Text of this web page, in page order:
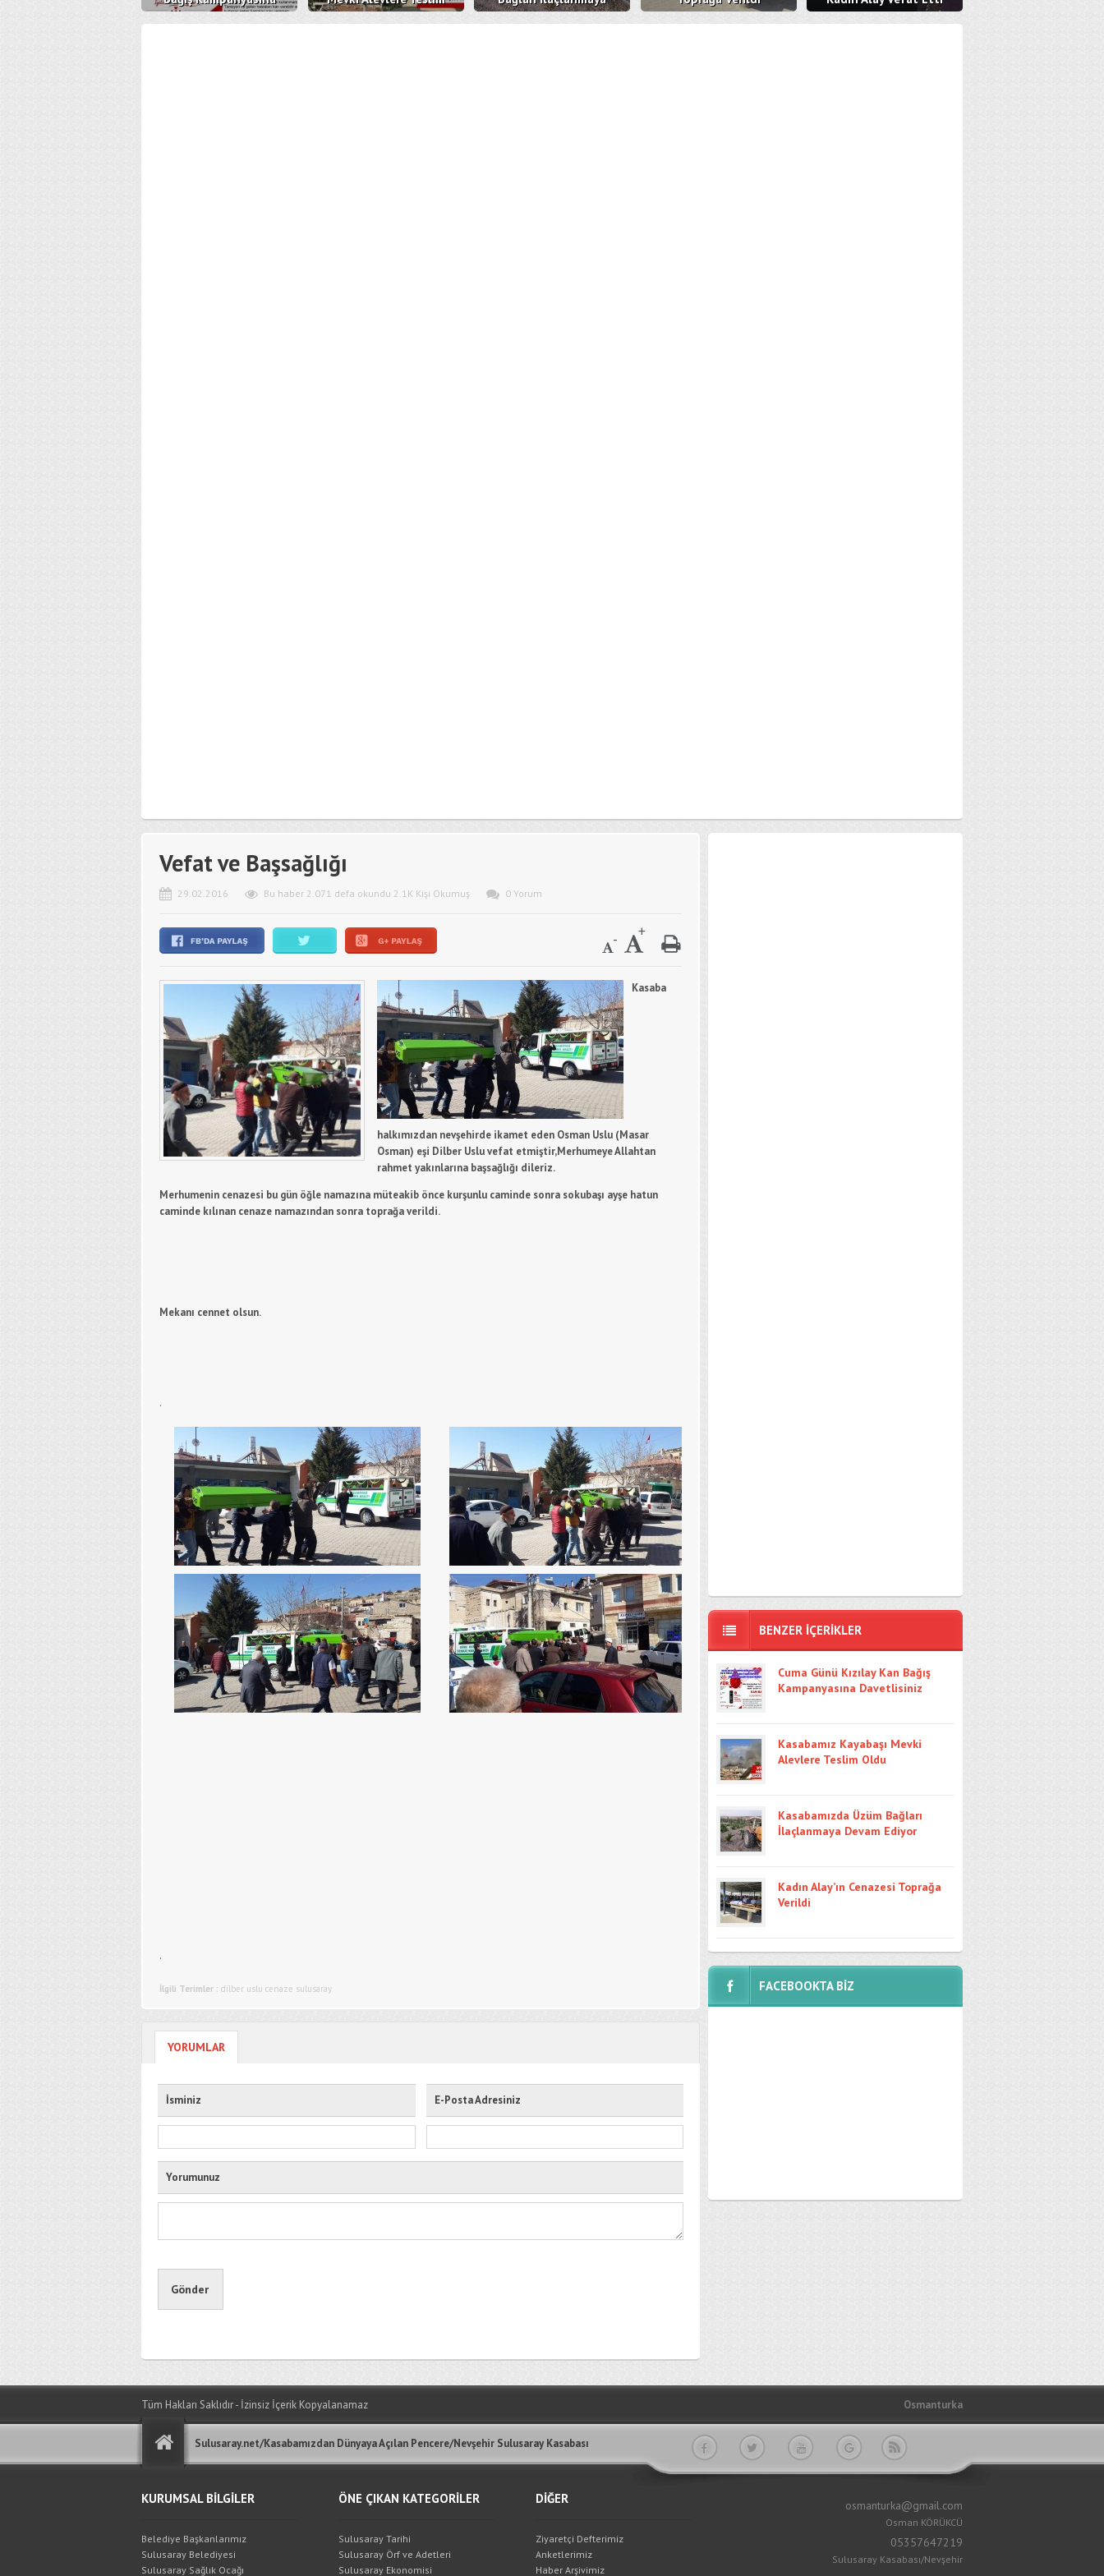
Davetlisiniz
Oldu
Devam Ediyor
Vefat ve Başsağlığı
29.02.2016 Bu haber 2.071 defa okundu 2.1K Kişi Okumuş 0 Yorum
Kasaba
halkımızdan nevşehirde ikamet eden Osman Uslu (Masar
Osman) eşi Dilber Uslu vefat etmiştir,Merhumeye Allahtan
rahmet yakınlarına başsağlığı dileriz.
Merhumenin cenazesi bu gün öğle namazına müteakib önce kurşunlu caminde sonra sokubaşı ayşe hatun
caminde kılınan cenaze namazından sonra toprağa verildi.
Mekanı cennet olsun.
.
.
İlgili Terimler : dilber uslu cenaze sulusaray
YORUMLAR
İsminiz E-Posta Adresiniz
Yorumunuz
BENZER İÇERİKLER
Cuma Günü Kızılay Kan Bağış
Kampanyasına Davetlisiniz
Kasabamız Kayabaşı Mevki
Alevlere Teslim Oldu
Kasabamızda Üzüm Bağları
İlaçlanmaya Devam Ediyor
Kadın Alay’ın Cenazesi Toprağa
Verildi
FACEBOOKTA BİZ
Tüm Hakları Saklıdır - İzinsiz İçerik Kopyalanamaz Osmanturka
Sulusaray.net/Kasabamızdan Dünyaya Açılan Pencere/Nevşehir Sulusaray Kasabası
KURUMSAL BİLGİLER
Belediye Başkanlarımız
Sulusaray Belediyesi
Sulusaray Sağlık Ocağı
ÖNE ÇIKAN KATEGORİLER
Sulusaray Tarihi
Sulusaray Örf ve Adetleri
Sulusaray Ekonomisi
DİĞER
Ziyaretçi Defterimiz
Anketlerimiz
Haber Arşivimiz
osmanturka@gmail.com
Osman KÖRÜKCÜ
05357647219
Sulusaray Kasabası/Nevşehir